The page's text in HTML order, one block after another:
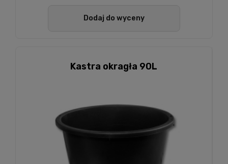
Dodaj do wyceny
Kastra okragła 90L